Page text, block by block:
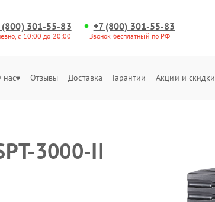
(800) 301-55-83
с 10:00 до 20:00
+7 (800) 301-55-83
Звонок бесплатный по РФ
нас Отзывы Доставка Гарантии Акции и скидки
3000-II